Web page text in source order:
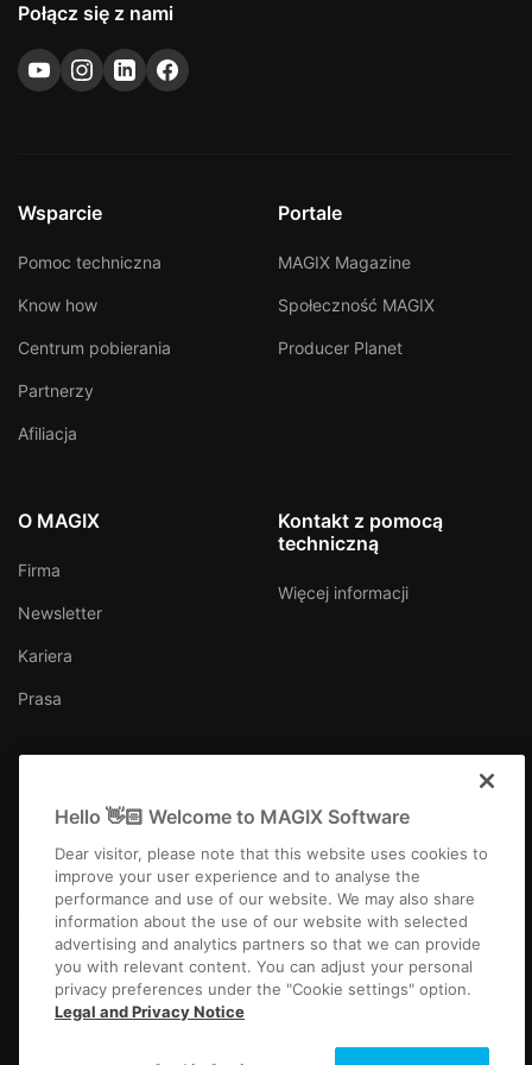
Połącz się z nami
Wsparcie
Pomoc techniczna
Know how
Centrum pobierania
Partnerzy
Afiliacja
Portale
MAGIX Magazine
Społeczność MAGIX
Producer Planet
O MAGIX
Firma
Newsletter
Kariera
Prasa
Kontakt z pomocą
techniczną
Więcej informacji
Impressum OWH Regulamin konkursuPrivacy Cookie settings
Płatność / Wysyłka
Copyright © 2003-2026 MAGIX. Wymienione nazwy produktów mogą być
Hello 👋🏻 Welcome to MAGIX Software
Dear visitor, please note that this website uses cookies to
improve your user experience and to analyse the
performance and use of our website. We may also share
information about the use of our website with selected
advertising and analytics partners so that we can provide
you with relevant content. You can adjust your personal
privacy preferences under the "Cookie settings" option.
Legal and Privacy Notice